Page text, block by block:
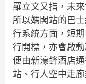
羅立文又指，未
所以媽閣站的巴
行系統方面，短
行開標，亦會啟
便由新濠鋒酒店
站、行人空中走